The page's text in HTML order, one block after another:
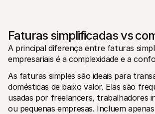
Faturas simplificadas vs
A principal diferença entre faturas
empresariais é a complexidade e a
As faturas simples são ideais para
domésticas de baixo valor. Elas são
usadas por freelancers, trabalhadores
ou pequenas empresas. Incluem